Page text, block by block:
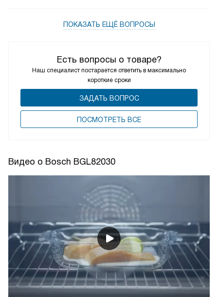
Есть вопросы о товаре?
Наш специалист постарается ответить в максимально
короткие сроки
ЗАДАТЬ ВОПРОС
ПОCМОТРЕТЬ ВСЕ
ПОКАЗАТЬ ЕЩЁ ВОПРОСЫ
Видео о Bosch BGL82030